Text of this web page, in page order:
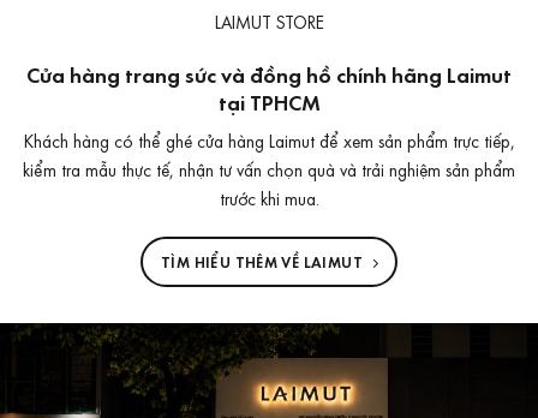
LAIMUT STORE
Cửa hàng trang sức và đồng hồ chính hãng Laimut
tại TPHCM
Khách hàng có thể ghé cửa hàng Laimut để xem sản phẩm trực tiếp,
kiểm tra mẫu thực tế, nhận tư vấn chọn quà và trải nghiệm sản phẩm
trước khi mua.
TÌM HIỂU THÊM VỀ LAIMUT